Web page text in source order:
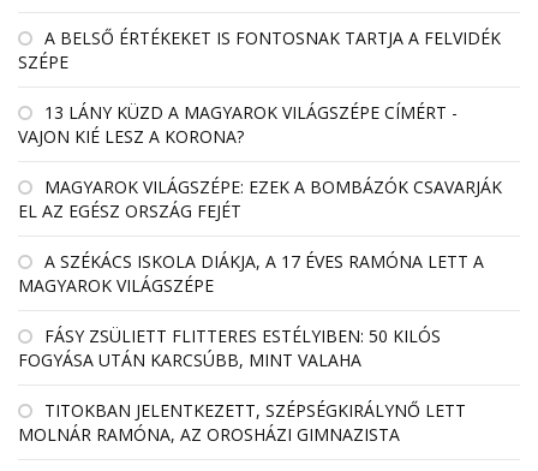
A BELSŐ ÉRTÉKEKET IS FONTOSNAK TARTJA A FELVIDÉK
SZÉPE
13 LÁNY KÜZD A MAGYAROK VILÁGSZÉPE CÍMÉRT -
VAJON KIÉ LESZ A KORONA?
MAGYAROK VILÁGSZÉPE: EZEK A BOMBÁZÓK CSAVARJÁK
EL AZ EGÉSZ ORSZÁG FEJÉT
A SZÉKÁCS ISKOLA DIÁKJA, A 17 ÉVES RAMÓNA LETT A
MAGYAROK VILÁGSZÉPE
FÁSY ZSÜLIETT FLITTERES ESTÉLYIBEN: 50 KILÓS
FOGYÁSA UTÁN KARCSÚBB, MINT VALAHA
TITOKBAN JELENTKEZETT, SZÉPSÉGKIRÁLYNŐ LETT
MOLNÁR RAMÓNA, AZ OROSHÁZI GIMNAZISTA